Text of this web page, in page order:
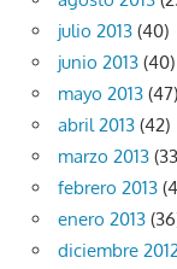
julio 2013 (40)
junio 2013 (40)
mayo 2013 (47)
abril 2013 (42)
marzo 2013
febrero 2013
enero 2013
diciembre